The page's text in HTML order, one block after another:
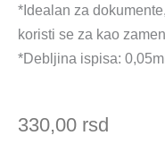
*Idealan za
koristi se za kao
*Debljina ispisa:
330,00 rsd